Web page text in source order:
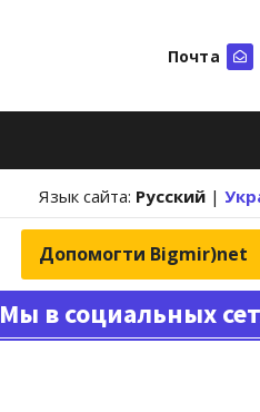
Почта
Язык сайта: Русский |
Допомогти Bigmir)net
Мы в социальных